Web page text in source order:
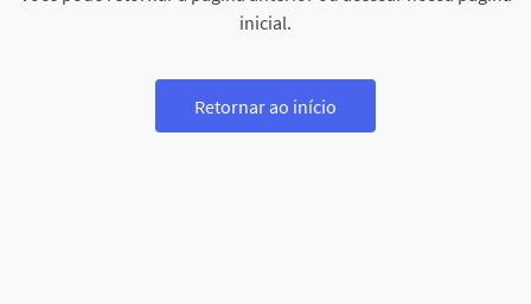
inicial.
Retornar ao início